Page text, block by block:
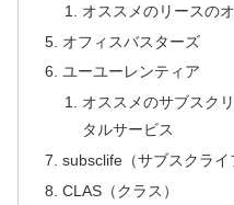
オススメのリースの
オフィスバスターズ
ユーユーレンティア
オススメのサブスク
タルサービス
subsclife（サブスクライ
CLAS（クラス）